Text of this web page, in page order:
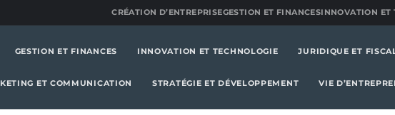
CRÉATION D’ENTREPRISEGESTION ET FINANCESINNOVATION ET
GESTION ET FINANCES INNOVATION ET TECHNOLOGIE JURIDIQUE ET
ET COMMUNICATION STRATÉGIE ET DÉVELOPPEMENT VIE